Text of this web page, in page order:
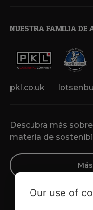
Descubra más
materia de
NUESTRA FAMILIA DE
pkl.co.uk
Our use of